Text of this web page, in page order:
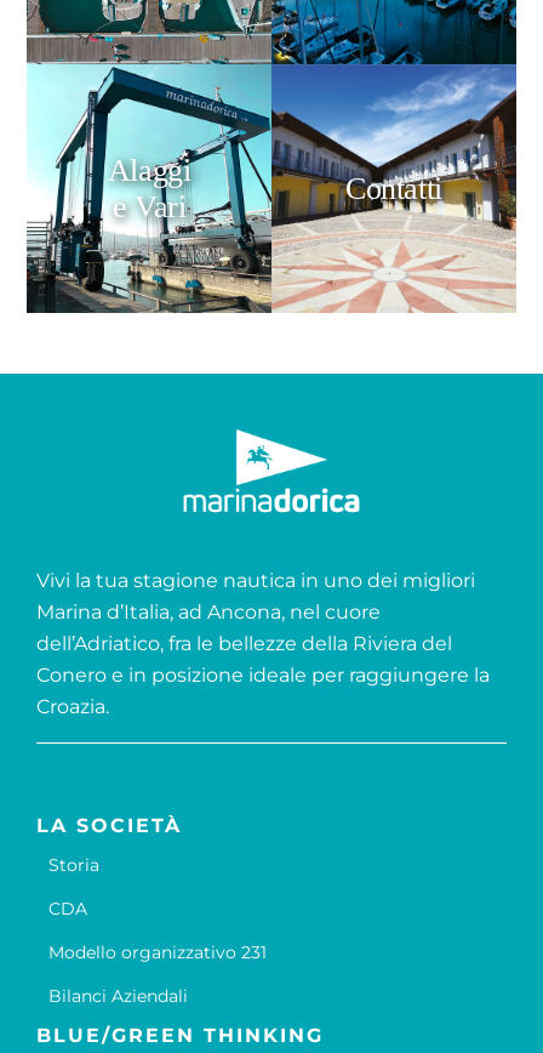
Alaggi
e Vari
Contatti
Vivi la tua stagione nautica in uno dei migliori
Marina d’Italia, ad Ancona, nel cuore
dell’Adriatico, fra le bellezze della Riviera del
Conero e in posizione ideale per raggiungere la
Croazia.
LA SOCIETÀ
Storia
CDA
Modello organizzativo 231
Bilanci Aziendali
BLUE/GREEN THINKING